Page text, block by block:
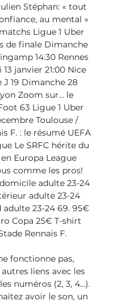
Stéphan: « tout
au mental »
Ligue 1 Uber
de finale Dimanche
14:30 Rennes
13 janvier 21:00 Nice
19 Dimanche 28
Zoom sur… le
63 Ligue 1 Uber
Toulouse /
F. : le résumé UEFA
Le SRFC hérite du
Europa League
comme les pros!
adulte 23-24
adulte 23-24
23-24 69. 95€
Copa 25€ T-shirt
Rennais F.
fonctionne pas,
autres liens avec les
numéros (2, 3, 4…).
avoir le son, un